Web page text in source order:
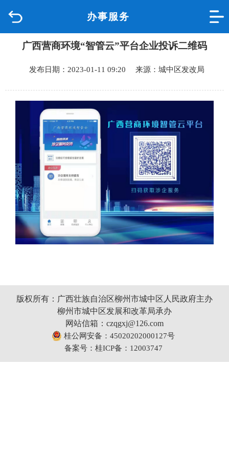
办事服务
品质城中
新闻中心
政府信息公开
网上办事
互动回应
数据专题
广西营商环境“智管云”平台企业投诉二维码
发布日期：2023-01-11 09:20 来源：城中区发改局
版权所有：广西壮族自治区柳州市城中区人民政府主办
柳州市城中区发展和改革局承办
网站信箱：czqgxj@126.com
桂公网安备：45020202000127号
备案号：桂ICP备：12003747